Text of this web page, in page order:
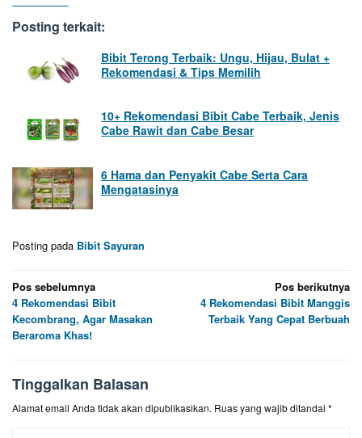
Posting terkait:
Bibit Terong Terbaik: Ungu, Hijau, Bulat +
Rekomendasi & Tips Memilih
10+ Rekomendasi Bibit Cabe Terbaik, Jenis
Cabe Rawit dan Cabe Besar
6 Hama dan Penyakit Cabe Serta Cara
Mengatasinya
Posting pada Bibit Sayuran
Navigasi
pos
Pos sebelumnya
4 Rekomendasi Bibit
Kecombrang, Agar Masakan
Beraroma Khas!
Pos berikutnya
4 Rekomendasi Bibit Manggis
Terbaik Yang Cepat Berbuah
Tinggalkan Balasan
Alamat email Anda tidak akan dipublikasikan. Ruas yang wajib ditandai *